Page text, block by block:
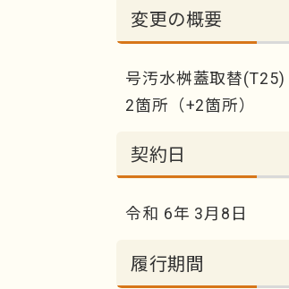
変更の概要
号汚水桝蓋取替
2箇所（+2箇所）
契約日
令和 6年 3月8日
履行期間